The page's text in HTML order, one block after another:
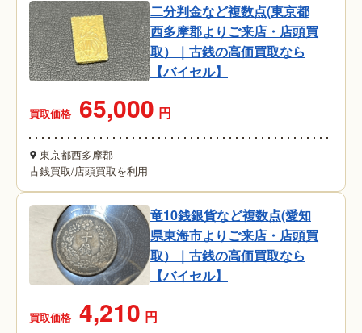
二分判金など複数点(東京都
西多摩郡よりご来店・店頭買
取）｜古銭の高価買取なら
【バイセル】
買取価格 65,000 円
東京都西多摩郡
古銭買取/店頭買取を利用
竜10銭銀貨など複数点(愛知
県東海市よりご来店・店頭買
取）｜古銭の高価買取なら
【バイセル】
買取価格 4,210 円